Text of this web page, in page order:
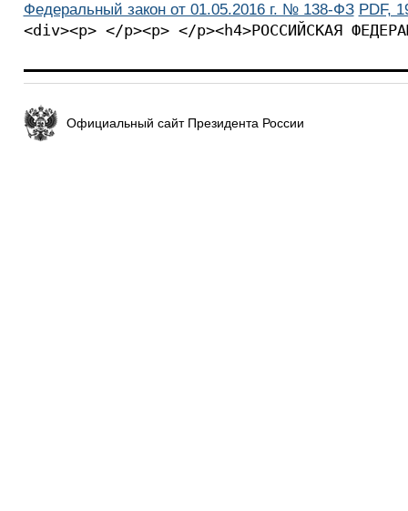
Федеральный закон от 01.05.2016 г. № 138-ФЗ PDF,
<div><p> </p><p> </p><h4>РОССИЙСКАЯ
Официальный сайт Президента России